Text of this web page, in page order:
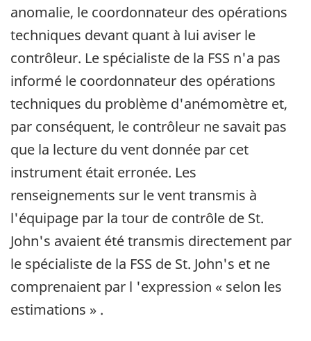
anomalie, le coordonnateur des opérations
techniques devant quant à lui aviser le
contrôleur. Le spécialiste de la FSS n'a pas
informé le coordonnateur des opérations
techniques du problème d'anémomètre et,
par conséquent, le contrôleur ne savait pas
que la lecture du vent donnée par cet
instrument était erronée. Les
renseignements sur le vent transmis à
l'équipage par la tour de contrôle de St.
John's avaient été transmis directement par
le spécialiste de la FSS de St. John's et ne
comprenaient par l 'expression « selon les
estimations » .